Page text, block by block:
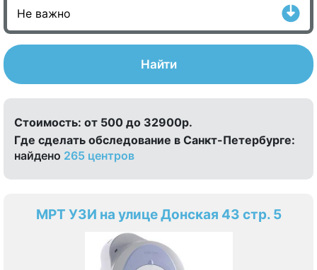
Найти
Стоимость: от 500 до 32900р.
Где сделать обследование в Санкт-Петербурге:
найдено 265 центров
МРТ УЗИ на улице Донская 43 стр. 5